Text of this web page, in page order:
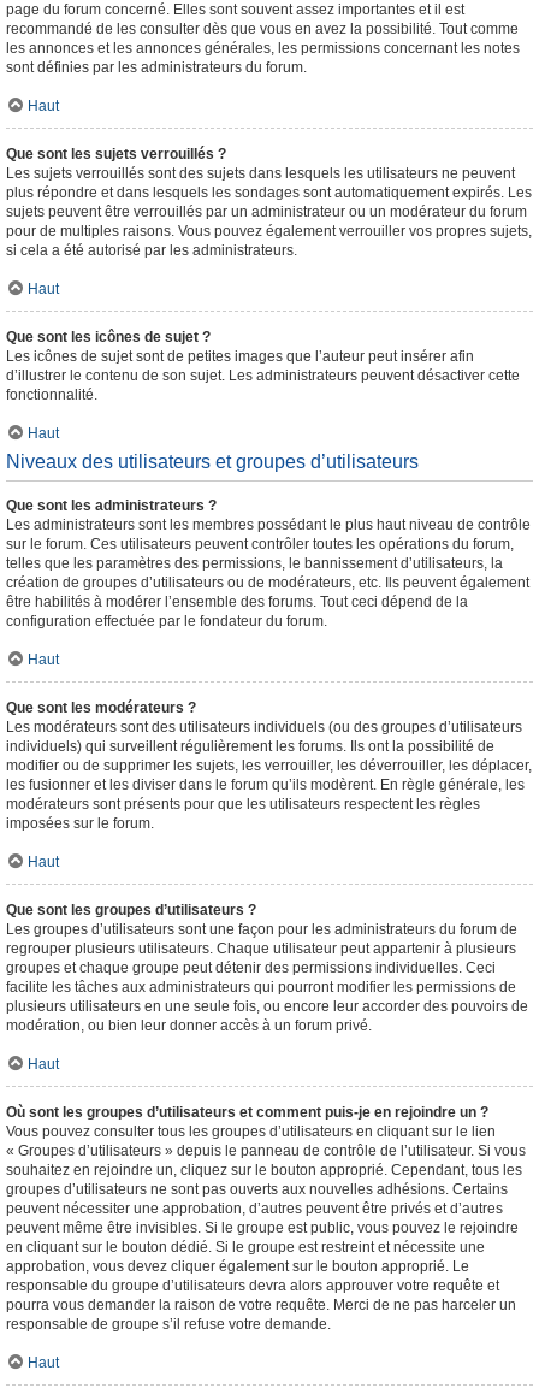
page du forum concerné. Elles sont souvent assez importantes et il est
recommandé de les consulter dès que vous en avez la possibilité. Tout comme
les annonces et les annonces générales, les permissions concernant les notes
sont définies par les administrateurs du forum.
Haut
Que sont les sujets verrouillés ?
Les sujets verrouillés sont des sujets dans lesquels les utilisateurs ne peuvent
plus répondre et dans lesquels les sondages sont automatiquement expirés. Les
sujets peuvent être verrouillés par un administrateur ou un modérateur du forum
pour de multiples raisons. Vous pouvez également verrouiller vos propres sujets,
si cela a été autorisé par les administrateurs.
Haut
Que sont les icônes de sujet ?
Les icônes de sujet sont de petites images que l’auteur peut insérer afin
d’illustrer le contenu de son sujet. Les administrateurs peuvent désactiver cette
fonctionnalité.
Haut
Niveaux des utilisateurs et groupes d’utilisateurs
Que sont les administrateurs ?
Les administrateurs sont les membres possédant le plus haut niveau de contrôle
sur le forum. Ces utilisateurs peuvent contrôler toutes les opérations du forum,
telles que les paramètres des permissions, le bannissement d’utilisateurs, la
création de groupes d’utilisateurs ou de modérateurs, etc. Ils peuvent également
être habilités à modérer l’ensemble des forums. Tout ceci dépend de la
configuration effectuée par le fondateur du forum.
Haut
Que sont les modérateurs ?
Les modérateurs sont des utilisateurs individuels (ou des groupes d’utilisateurs
individuels) qui surveillent régulièrement les forums. Ils ont la possibilité de
modifier ou de supprimer les sujets, les verrouiller, les déverrouiller, les déplacer,
les fusionner et les diviser dans le forum qu’ils modèrent. En règle générale, les
modérateurs sont présents pour que les utilisateurs respectent les règles
imposées sur le forum.
Haut
Que sont les groupes d’utilisateurs ?
Les groupes d’utilisateurs sont une façon pour les administrateurs du forum de
regrouper plusieurs utilisateurs. Chaque utilisateur peut appartenir à plusieurs
groupes et chaque groupe peut détenir des permissions individuelles. Ceci
facilite les tâches aux administrateurs qui pourront modifier les permissions de
plusieurs utilisateurs en une seule fois, ou encore leur accorder des pouvoirs de
modération, ou bien leur donner accès à un forum privé.
Haut
Où sont les groupes d’utilisateurs et comment puis-je en rejoindre un ?
Vous pouvez consulter tous les groupes d’utilisateurs en cliquant sur le lien
« Groupes d’utilisateurs » depuis le panneau de contrôle de l’utilisateur. Si vous
souhaitez en rejoindre un, cliquez sur le bouton approprié. Cependant, tous les
groupes d’utilisateurs ne sont pas ouverts aux nouvelles adhésions. Certains
peuvent nécessiter une approbation, d’autres peuvent être privés et d’autres
peuvent même être invisibles. Si le groupe est public, vous pouvez le rejoindre
en cliquant sur le bouton dédié. Si le groupe est restreint et nécessite une
approbation, vous devez cliquer également sur le bouton approprié. Le
responsable du groupe d’utilisateurs devra alors approuver votre requête et
pourra vous demander la raison de votre requête. Merci de ne pas harceler un
responsable de groupe s’il refuse votre demande.
Haut